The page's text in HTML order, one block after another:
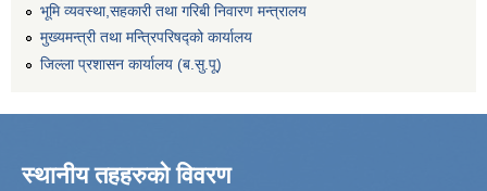
भूमि व्यवस्था,सहकारी तथा गरिबी निवारण मन्त्रालय
मुख्यमन्त्री तथा मन्त्रिपरिषद्को कार्यालय
जिल्ला प्रशासन कार्यालय (ब.सु.पू)
स्थानीय तहहरुको विवरण